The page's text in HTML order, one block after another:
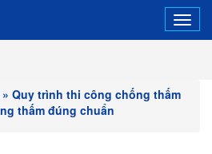
» Quy trình thi công chống thấm
thấm đúng chuẩn